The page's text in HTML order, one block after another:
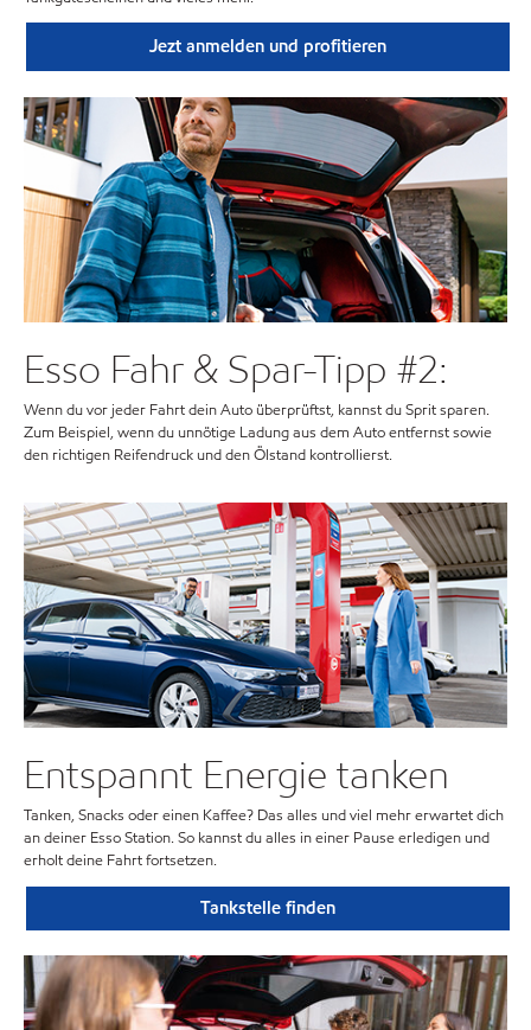
Jezt anmelden und profitieren
Esso Fahr & Spar-Tipp #2:
Wenn du vor jeder Fahrt dein Auto überprüftst, kannst du Sprit sparen.
Zum Beispiel, wenn du unnötige Ladung aus dem Auto entfernst sowie
den richtigen Reifendruck und den Ölstand kontrollierst.
Entspannt Energie tanken
Tanken, Snacks oder einen Kaffee? Das alles und viel mehr erwartet dich
an deiner Esso Station. So kannst du alles in einer Pause erledigen und
erholt deine Fahrt fortsetzen.
Tankstelle finden